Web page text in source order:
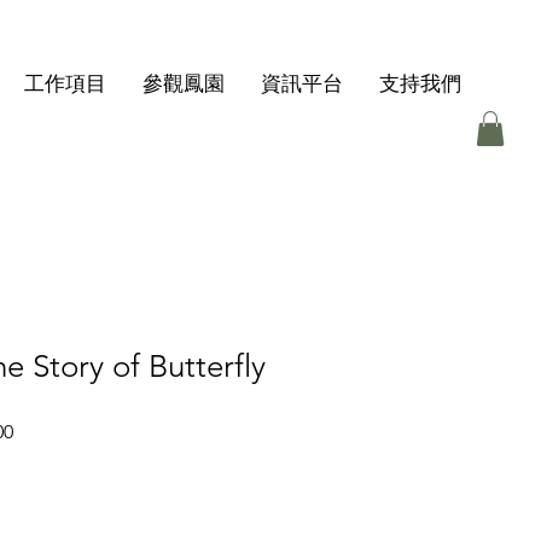
工作項目 參觀鳳園 資訊平台 支持我們
Story of Butterfly
促